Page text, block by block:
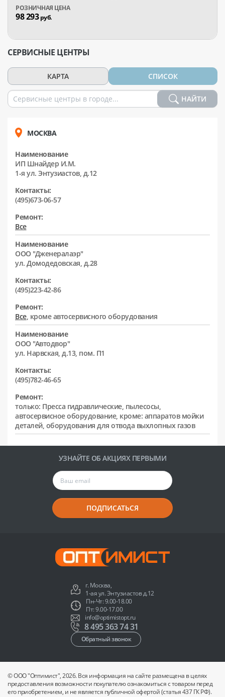
98 293руб.
СЕРВИСНЫЕ ЦЕНТРЫ
КАРТА СПИСОК
НАЙТИ
МОСКВА
Наименование
ИП Шнайдер И.М.
1-я ул. Энтузиастов, д.12
Контакты:
(495)673-06-57
Ремонт:
Все
Наименование
ООО "Дженералаэр"
ул. Домодедовская, д.28
Контакты:
(495)223-42-86
Ремонт:
Все, кроме автосервисного оборудования
Наименование
ООО "Автодвор"
ул. Нарвская, д.13, пом. П1
Контакты:
(495)782-46-65
Ремонт:
только: Пресса гидравлические, пылесосы,
автосервисное оборудование, кроме: аппаратов мойки
деталей, оборудования для отвода выхлопных газов
УЗНАЙТЕ ОБ АКЦИЯХ ПЕРВЫМИ
ПОДПИСАТЬСЯ
г. Москва,
1-ая ул. Энтузиастов д.12
Пн-Чт: 9.00-18.00
Пт: 9.00-17.00
info@optimistopt.ru
8 495 363 74 31
Обратный звонок
© ООО "Оптимист", 2026. Вся информация на сайте размещена в целях
предоставления возможности покупателю ознакомиться с товаром перед
его приобретением, и не является публичной офертой (статья 437 ГК РФ).